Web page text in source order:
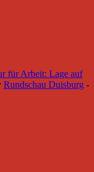
für Arbeit: Lage auf
Rundschau Duisburg -